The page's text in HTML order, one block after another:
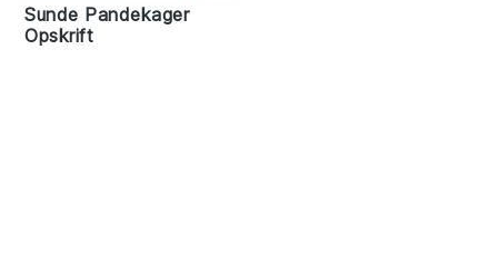
Sunde Pandekager
Opskrift